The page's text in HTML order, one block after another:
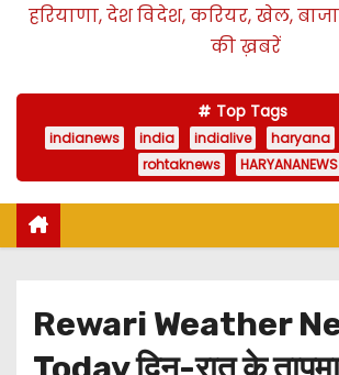
हरियाणा, देश विदेश, करियर, खेल,
की ख़बरें
Top Tags
indianews india indialive haryana
rohtaknews
HARYANANEWS
Rewari Weather